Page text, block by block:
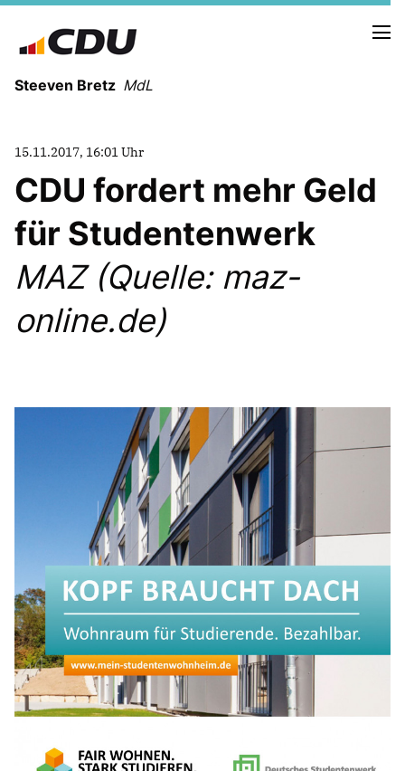
Steeven Bretz MdL
VITA
WAHLKREISBESUCHE
PRESSEFOTOS
MEIN BÜRGERBÜRO
Anträge CDU
Kleine Anfragen
CDU Deutschland
CDU Fraktion im Brandenburger Landtag
CDU Brandenburg
CDU Potsdam
15.11.2017, 16:01 Uhr
CDU fordert mehr Geld
für Studentenwerk
MAZ (Quelle: maz-
online.de)